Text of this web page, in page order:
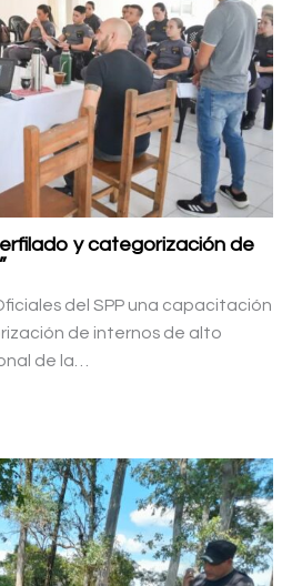
y categorización de
del SPP una capacitación
de internos de alto
de la…